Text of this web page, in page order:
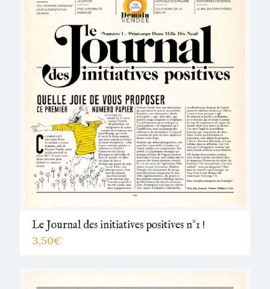
Le Journal des initiatives positives n°1 !
3,50€